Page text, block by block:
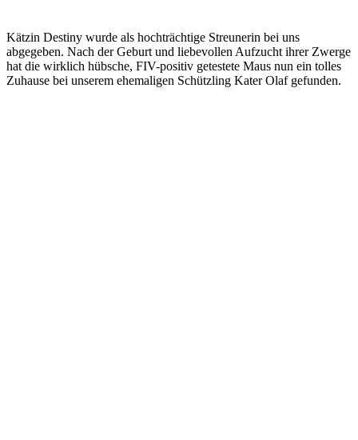
Kätzin Destiny wurde als hochträchtige Streunerin bei uns
abgegeben. Nach der Geburt und liebevollen Aufzucht ihrer Zwerge
hat die wirklich hübsche, FIV-positiv getestete Maus nun ein tolles
Zuhause bei unserem ehemaligen Schützling Kater Olaf gefunden.